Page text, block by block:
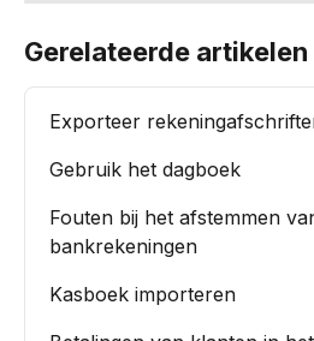
Gerelateerde artikelen
Exporteer
Gebruik het dagboek
Fouten bij het afstemmen
bankrekeningen
Kasboek importeren